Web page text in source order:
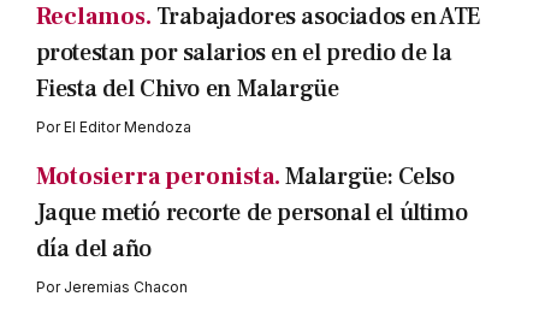
Reclamos. Trabajadores asociados en ATE
protestan por salarios en el predio de la
Fiesta del Chivo en Malargüe
PorEl Editor Mendoza
Motosierra peronista.Malargüe: Celso
Jaque metió recorte de personal el último
día del año
Por Jeremias Chacon